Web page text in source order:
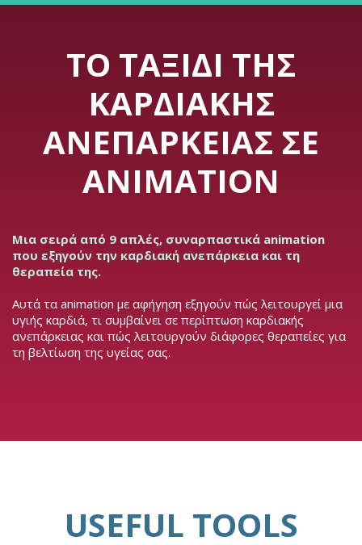
ΤΟ ΤΑΞΊΔΙ ΤΗΣ
ΚΑΡΔΙΑΚΉΣ
ΑΝΕΠΆΡΚΕΙΑΣ ΣΕ
ANIMATION
Μια σειρά από 9 απλές, συναρπαστικά animation
που εξηγούν την καρδιακή ανεπάρκεια και τη
θεραπεία της.
Αυτά τα animation με αφήγηση εξηγούν πώς λειτουργεί μια
υγιής καρδιά, τι συμβαίνει σε περίπτωση καρδιακής
ανεπάρκειας και πώς λειτουργούν διάφορες θεραπείες για
τη βελτίωση της υγείας σας.
USEFUL TOOLS